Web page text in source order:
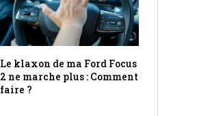
Le klaxon de ma Ford Focus
2 ne marche plus : Comment
faire ?